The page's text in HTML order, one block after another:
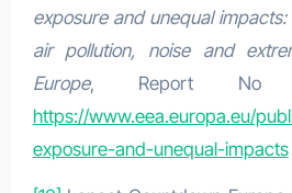
exposure and unequal
air pollution, noise and
Europe, Report No
https://www.eea.europa.eu/
exposure-and-unequal-impacts